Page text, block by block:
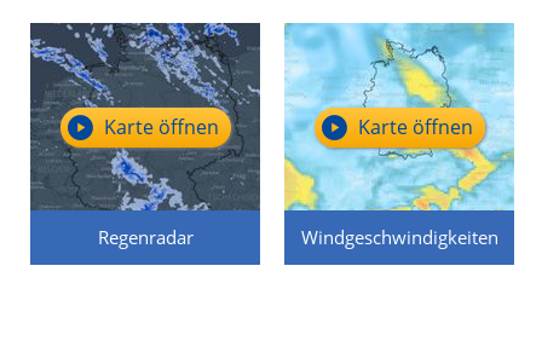
Regenradar
Karte öffnen
Windgeschwindigkeiten
Karte öffnen